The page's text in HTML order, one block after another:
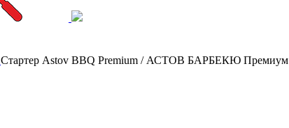
Стартер Astov BBQ Premium / АСТОВ БАРБЕКЮ Премиум